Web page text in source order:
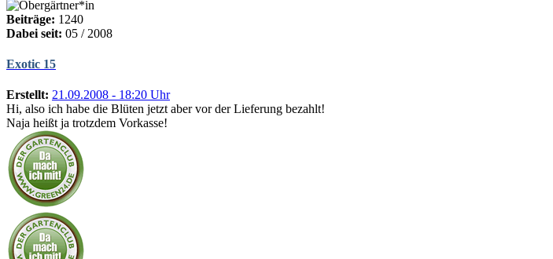
Beiträge: 1240
Dabei seit: 05 / 2008
Exotic 15
Erstellt: 21.09.2008 - 18:20 Uhr
Hi, also ich habe die Blüten jetzt aber vor der Lieferung bezahlt!
Naja heißt ja trotzdem Vorkasse!